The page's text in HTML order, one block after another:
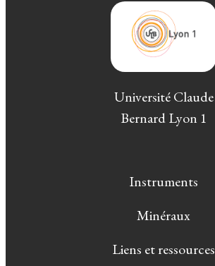
Université Claude
Bernard Lyon 1
Instruments
Minéraux
Liens et ressources